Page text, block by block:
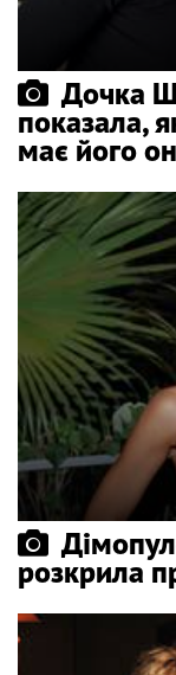
Дочка
показала,
має його
розкрила